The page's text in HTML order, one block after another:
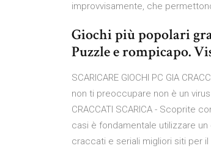
improvvisamente, che
Giochi più popolari
Puzzle e rompicapo.
SCARICARE GIOCHI PC GIA
non ti preoccupare non è un
CRACCATI SCARICA - Scoprite
casi è fondamentale utilizzare
craccati e seriali migliori siti per